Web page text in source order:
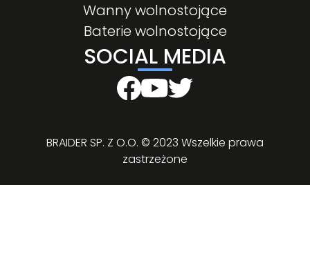
Wanny wolnostojące
Baterie wolnostojące
SOCIAL MEDIA
BRAIDER SP. Z O.O. © 2023 Wszelkie prawa
zastrzeżone